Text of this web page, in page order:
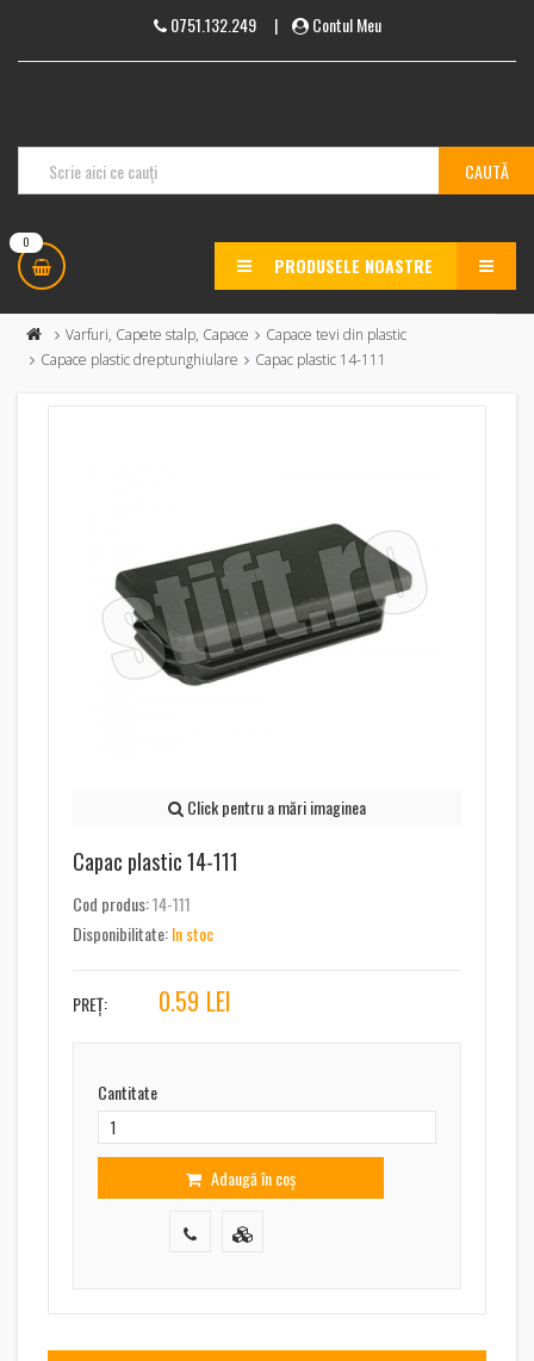
0751.132.249| Contul Meu
0
PRODUSELE NOASTRE MENU
Varfuri, Capete stalp, Capace
Capace tevi din plastic
Capace plastic dreptunghiulare
Capac plastic 14-111
Click pentru a mări imaginea
Capac plastic 14-111
Cod produs:14-111
Disponibilitate:In stoc
PREȚ: 0.59 LEI
Cantitate
Adaugă în coș